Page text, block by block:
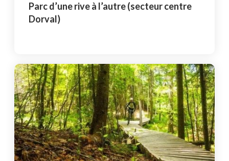
Parc d’une rive à l’autre (secteur centre
Dorval)